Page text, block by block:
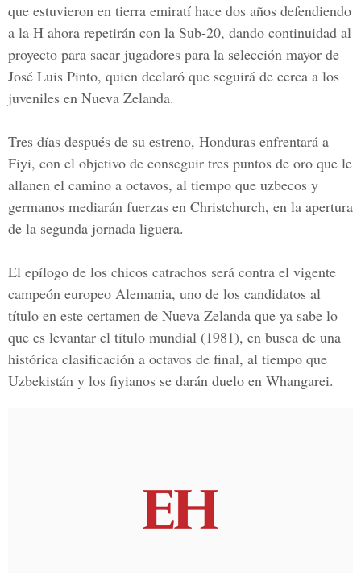
que estuvieron en tierra emiratí hace dos años defendiendo
a la H ahora repetirán con la Sub-20, dando continuidad al
proyecto para sacar jugadores para la selección mayor de
José Luis Pinto, quien declaró que seguirá de cerca a los
juveniles en Nueva Zelanda.
Tres días después de su estreno, Honduras enfrentará a
Fiyi, con el objetivo de conseguir tres puntos de oro que le
allanen el camino a octavos, al tiempo que uzbecos y
germanos mediarán fuerzas en Christchurch, en la apertura
de la segunda jornada liguera.
El epílogo de los chicos catrachos será contra el vigente
campeón europeo Alemania, uno de los candidatos al
título en este certamen de Nueva Zelanda que ya sabe lo
que es levantar el título mundial (1981), en busca de una
histórica clasificación a octavos de final, al tiempo que
Uzbekistán y los fiyianos se darán duelo en Whangarei.